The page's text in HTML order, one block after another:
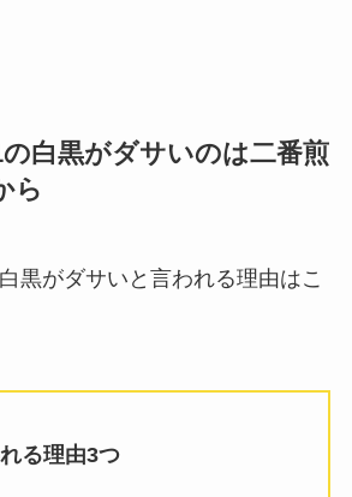
白黒がダサいのは二番煎
ら
黒がダサいと言われる理由はこ
る理由3つ